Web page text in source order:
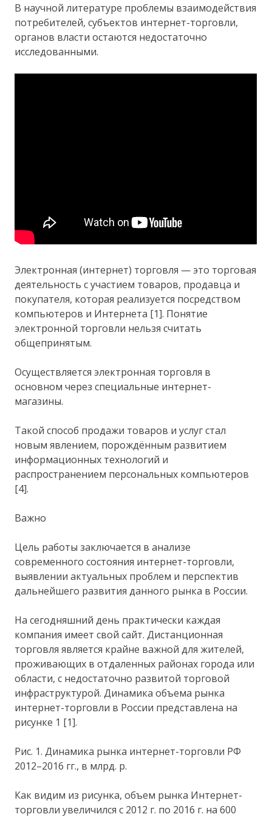
В научной литературе проблемы взаимодействия
потребителей, субъектов интернет-торговли,
органов власти остаются недостаточно
исследованными.
Электронная (интернет) торговля — это торговая
деятельность с участием товаров, продавца и
покупателя, которая реализуется посредством
компьютеров и Интернета [1]. Понятие
электронной торговли нельзя считать
общепринятым.
Осуществляется электронная торговля в
основном через специальные интернет-
магазины.
Такой способ продажи товаров и услуг стал
новым явлением, порождённым развитием
информационных технологий и
распространением персональных компьютеров
[4].
Важно
Цель работы заключается в анализе
современного состояния интернет-торговли,
выявлении актуальных проблем и перспектив
дальнейшего развития данного рынка в России.
На сегодняшний день практически каждая
компания имеет свой сайт. Дистанционная
торговля является крайне важной для жителей,
проживающих в отдаленных районах города или
области, с недостаточно развитой торговой
инфраструктурой. Динамика объема рынка
интернет-торговли в России представлена на
рисунке 1 [1].
Рис. 1. Динамика рынка интернет-торговли РФ
2012–2016 гг., в млрд. р.
Как видим из рисунка, объем рынка Интернет-
торговли увеличился с 2012 г. по 2016 г. на 600